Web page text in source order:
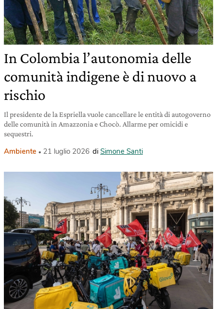
In Colombia l’autonomia delle
comunità indigene è di nuovo a
rischio
Il presidente de la Espriella vuole cancellare le entità di autogoverno
delle comunità in Amazzonia e Chocò. Allarme per omicidi e
sequestri.
Ambiente 21 luglio 2026 di Simone Santi